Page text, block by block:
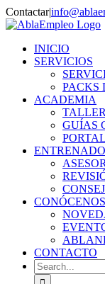
Skip
to
Contactar|
Facebook
Phone
INICIO
SERVICIOS
PACKS
ACADEMIA
GUÍAS
CONÓCENOS
CONTACTO
Search
for: